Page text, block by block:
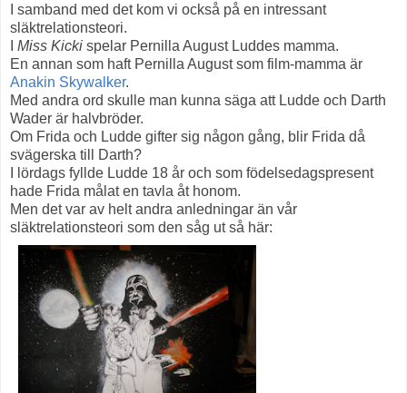
I samband med det kom vi också på en intressant
släktrelationsteori.
Miss Kicki spelar Pernilla August Luddes mamma.
En annan som haft Pernilla August som film-mamma är
Anakin Skywalker.
Med andra ord skulle man kunna säga att Ludde och Darth
Wader är halvbröder.
Om Frida och Ludde gifter sig någon gång, blir Frida då
svägerska till Darth?
I lördags fyllde Ludde 18 år och som födelsedagspresent
hade Frida målat en tavla åt honom.
Men det var av helt andra anledningar än vår
släktrelationsteori som den såg ut så här: